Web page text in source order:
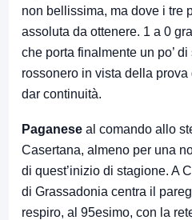
non bellissima, ma dove i tre
assoluta da ottenere. 1 a 0
che porta finalmente un po’
rossonero in vista della
dar continuità.
Paganese al comando allo
Casertana, almeno per una
di quest’inizio di stagione. A
di Grassadonia centra il
respiro, al 95esimo, con la